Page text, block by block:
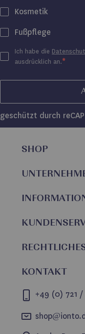
Kosmetik
Fußpflege
Ich habe die
ausdrücklich an.
geschützt durch
SHOP
KONTAKT
+49 (0) 721